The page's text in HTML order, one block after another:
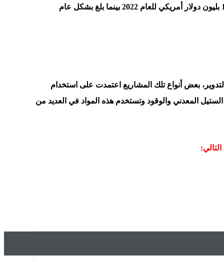
فبحسب منصة إندكس بوكس لتحليل البيانات بلغ حجم هذه الصناعة في المملكة من اطارات السيارات المخصصة للركاب فقط : 1.1 بليون دولار أمريكي للعام 2022 بينما بلغ بشكل عام
بعض أنواع تلك المشاريع اعتمدت على استخدام
المعدني والوقود وتستخدم هذه المواد في العديد من